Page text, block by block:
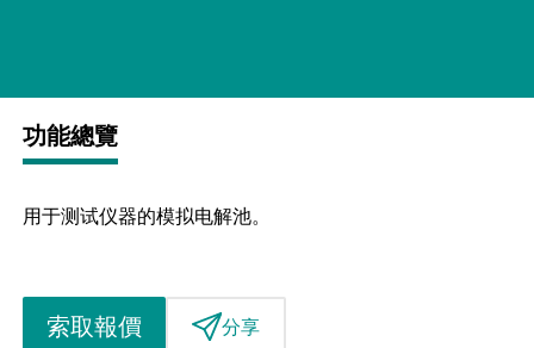
功能總覽
用于测试仪器的模拟电解池。
索取報價 分享